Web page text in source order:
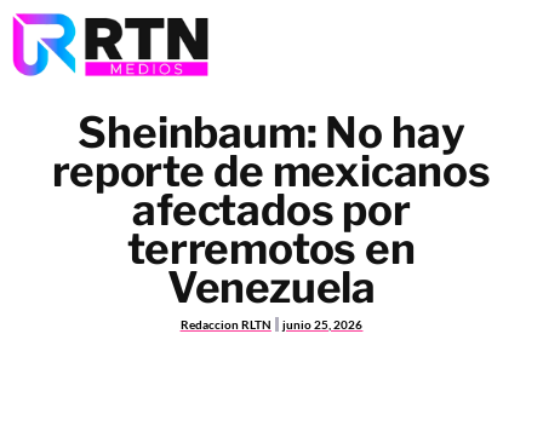
Sheinbaum: No hay
reporte de mexicanos
afectados por
terremotos en
Venezuela
Redaccion RLTN junio 25, 2026